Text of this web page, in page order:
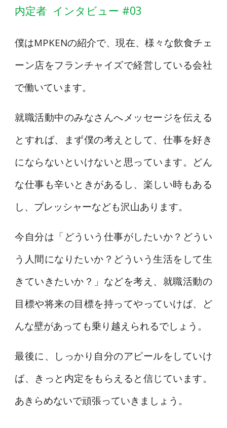
内定者 インタビュー #03
僕はMPKENの紹介で、現在、様々な飲食チェ
ーン店をフランチャイズで経営している会社
で働いています。
就職活動中のみなさんへメッセージを伝える
とすれば、まず僕の考えとして、仕事を好き
にならないといけないと思っています。どん
な仕事も辛いときがあるし、楽しい時もある
し、プレッシャーなども沢山あります。
今自分は「どういう仕事がしたいか？どうい
う人間になりたいか？どういう生活をして生
きていきたいか？」などを考え、就職活動の
目標や将来の目標を持ってやっていけば、ど
んな壁があっても乗り越えられるでしょう。
最後に、しっかり自分のアピールをしていけ
ば、きっと内定をもらえると信じています。
あきらめないで頑張っていきましょう。